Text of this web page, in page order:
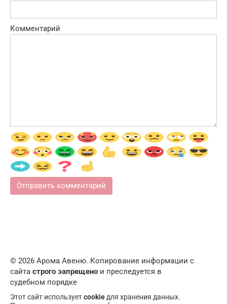
Комментарий
© 2026 Арома Авеню. Копирование информации с
сайта строго запрещено и преследуется в
судебном порядке
Этот сайт используетcookieдля хранения данных.